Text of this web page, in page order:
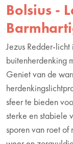
Bolsius -
Jezus Redder-
buitenherdenking
Geniet van de
sfeer te bieden
sterke en stabiele
sporen van roet